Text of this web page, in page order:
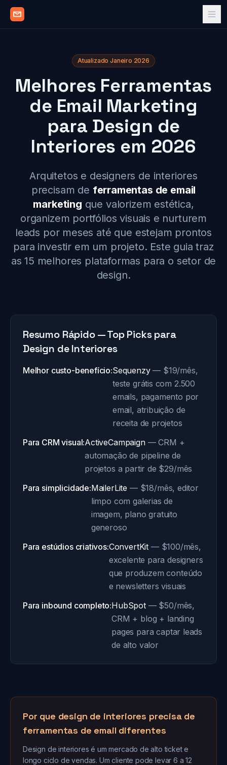
Atualizado Janeiro 2026
Melhores Ferramentas
de Email Marketing
para Design de
Interiores em 2026
Arquitetos e designers de interiores
precisam de ferramentas de email
marketing que valorizem estética,
organizem portfólios visuais e nurturem
leads por meses até que estejam prontos
para investir em um projeto. Este guia traz
as 15 melhores plataformas para o setor de
design.
Resumo Rápido — Top Picks para
Design de Interiores
Melhor custo-benefício:Sequenzy— $19/mês,
teste grátis com 2.500
emails, pagamento por
email, atribuição de
receita de projetos
Para CRM visual:ActiveCampaign— CRM +
automação de pipeline de
projetos a partir de $29/mês
Para simplicidade:MailerLite — $18/mês, editor
limpo com galerias de
imagem, plano gratuito
generoso
Para estúdios criativos:ConvertKit — $100/mês,
excelente para designers
que produzem conteúdo
e newsletters visuais
Para inbound completo:HubSpot— $50/mês,
CRM + blog + landing
pages para captar leads
de alto valor
Por que design de interiores precisa de
ferramentas de email diferentes
Design de interiores é um mercado de alto ticket e
longo ciclo de vendas. Um cliente pode levar 6 a 12